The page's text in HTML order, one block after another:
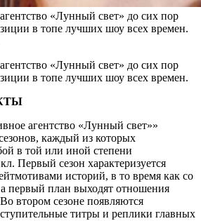
«Лунный свет» до сих пор
в топе лучших шоу всех времен.
«Лунный свет» до сих пор
в топе лучших шоу всех времен.
агентство «Лунный свет»»
каждый из которых
в той или иной степени
Первый сезон характеризуется
историй, в то время как со
первый план выходят отношения
втором сезоне появляются
титры и реплики главных